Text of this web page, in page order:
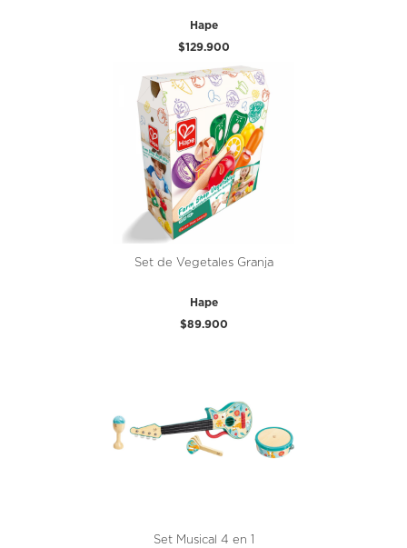
Hape
$129.900
Set de Vegetales Granja
Hape
$89.900
Set Musical 4 en 1